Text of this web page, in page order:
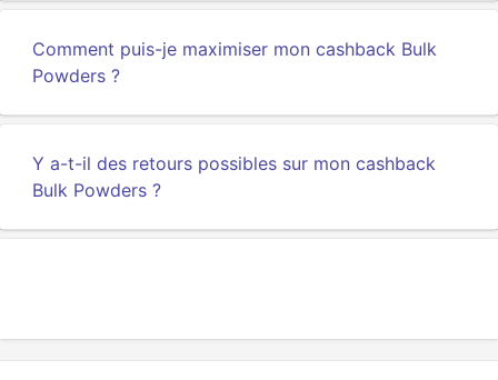
Comment puis-je maximiser mon cashback Bulk
Powders ?
Y a-t-il des retours possibles sur mon cashback
Bulk Powders ?